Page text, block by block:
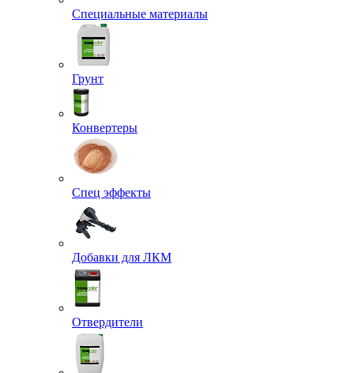
Специальные материалы
Грунт
Конвертеры
Спец эффекты
Добавки для ЛКМ
Отвердители